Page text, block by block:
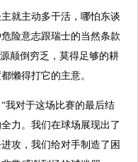
就主动多干活，哪怕东谈
险意志跟瑞士的当然条款
颠倒穷乏，莫得足够的耕
懒得打它的主意。
我对于这场比赛的最后结
力。我们在球场展现出了
攻，我们给对手制造了困